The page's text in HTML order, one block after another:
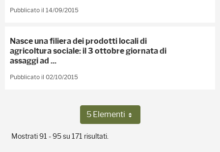
Pubblicato il 14/09/2015
Nasce una filiera dei prodotti locali di
agricoltura sociale: il 3 ottobre giornata di
assaggi ad ...
Pubblicato il 02/10/2015
5 ElementiPer pagina
Mostrati 91 - 95 su 171 risultati.